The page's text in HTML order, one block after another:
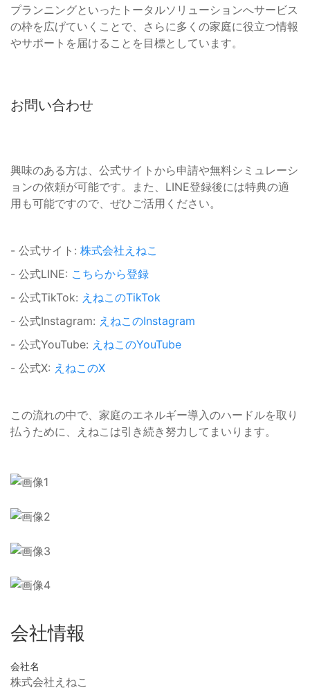
プランニングといったトータルソリューションへサービス
の枠を広げていくことで、さらに多くの家庭に役立つ情報
やサポートを届けることを目標としています。
お問い合わせ
興味のある方は、公式サイトから申請や無料シミュレーシ
ョンの依頼が可能です。また、LINE登録後には特典の適
用も可能ですので、ぜひご活用ください。
- 公式サイト: 株式会社えねこ
- 公式LINE: こちらから登録
- 公式TikTok: えねこのTikTok
- 公式Instagram: えねこのInstagram
- 公式YouTube: えねこのYouTube
- 公式X: えねこのX
この流れの中で、家庭のエネルギー導入のハードルを取り
払うために、えねこは引き続き努力してまいります。
会社情報
会社名
株式会社えねこ